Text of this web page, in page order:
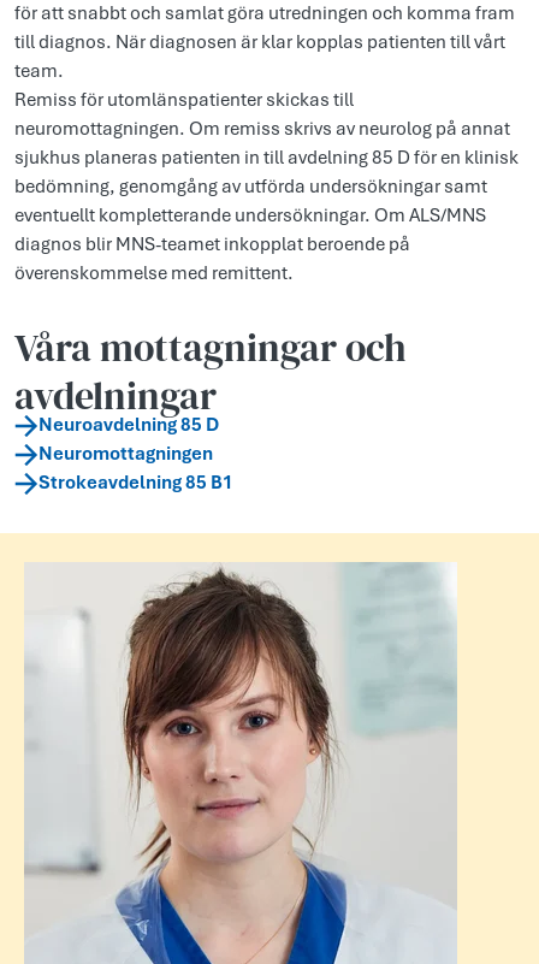
för att snabbt och samlat göra utredningen och komma fram
till diagnos. När diagnosen är klar kopplas patienten till vårt
team.
Remiss för utomlänspatienter skickas till
neuromottagningen. Om remiss skrivs av neurolog på annat
sjukhus planeras patienten in till avdelning 85 D för en klinisk
bedömning, genomgång av utförda undersökningar samt
eventuellt kompletterande undersökningar. Om ALS/MNS
diagnos blir MNS-teamet inkopplat beroende på
överenskommelse med remittent.
Våra mottagningar och
avdelningar
Neuroavdelning 85 D
Neuromottagningen
Strokeavdelning 85 B1